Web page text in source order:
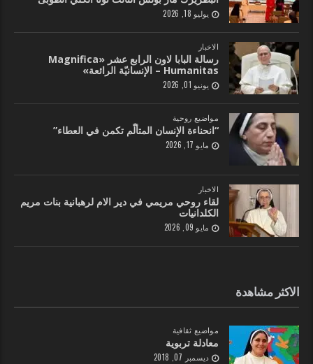
يوليو 18, 2026
الاخبار
رسالة البابا لاون الرابع عشر «Magnifica
Humanitas – الإنسانيّة الرائعة»
يونيو 01, 2026
مواضيع روحية
“انحناءة الإنسان المتألّم تكمن في العطاء”
مايو 17, 2026
الاخبار
لقاء روحي مريمي في دير الام لرهبانية بنات مريم
الكلدانيات
مايو 09, 2026
الاكثر مشاهدة
مواضيع ثقافية
معادلة تربوية
ديسمبر 07, 2018